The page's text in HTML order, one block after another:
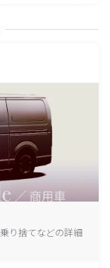
り捨てなどの詳細